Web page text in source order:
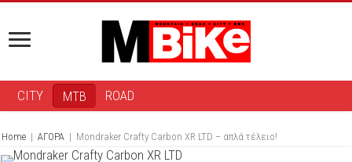
CITY MTB ROAD
Home | ΑΓΟΡΑ | Mondraker Crafty Carbon XR LTD – απλά τέλειο!